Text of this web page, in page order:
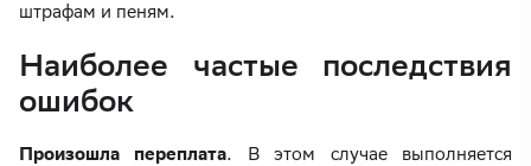
штрафам и пеням.
Наиболее частые последствия
ошибок
Произошла переплата. В этом случае выполняется